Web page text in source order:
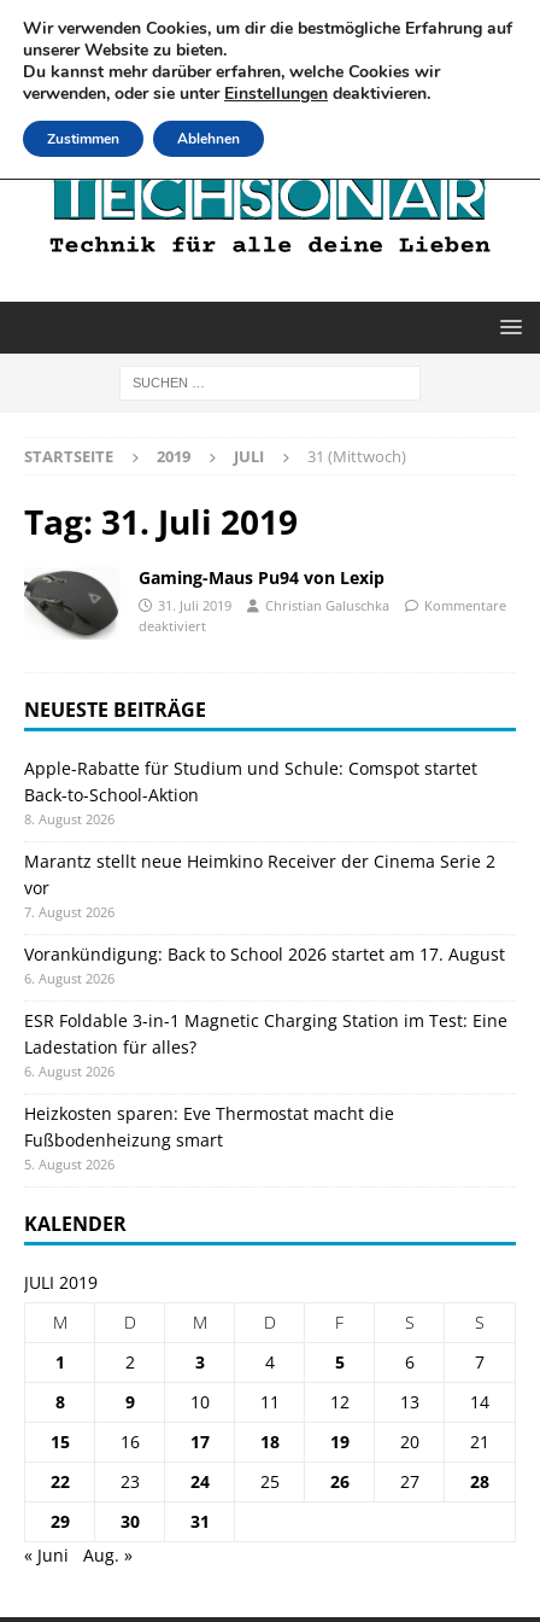
STARTSEITE 2019 JULI 31 (Mittwoch)
Tag: 31. Juli 2019
Gaming-Maus Pu94 von Lexip
31. Juli 2019 Christian Galuschka
Kommentare
deaktiviert
NEUESTE BEITRÄGE
Apple-Rabatte für Studium und Schule: Comspot startet
Back-to-School-Aktion
8. August 2026
Marantz stellt neue Heimkino Receiver der Cinema Serie 2
vor
7. August 2026
Vorankündigung: Back to School 2026 startet am 17. August
6. August 2026
ESR Foldable 3-in-1 Magnetic Charging Station im Test: Eine
Ladestation für alles?
6. August 2026
Heizkosten sparen: Eve Thermostat macht die
Fußbodenheizung smart
5. August 2026
KALENDER
JULI 2019
M
D M D F S
S
1
2 3 4 5 6
7
8
9 10 11 12 13
14
15
16 17 18 19 20
21
22
23 24 25 26 27
28
29
30
31
« Juni
Aug. »
Wir verwenden Cookies, um dir die bestmögliche Erfahrung auf
unserer Website zu bieten.
Du kannst mehr darüber erfahren, welche Cookies wir
verwenden, oder sie unter Einstellungen deaktivieren.
Zustimmen Ablehnen